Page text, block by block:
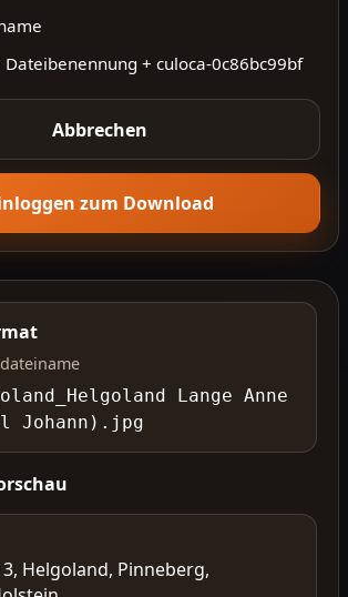
+ culoca-0c86bc99bf
Abbrechen
zum Download
Lange Anne
Johann).jpg
Helgoland, Pinneberg,